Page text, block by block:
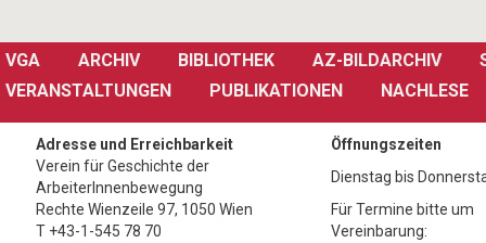
VGA ARCHIV BIBLIOTHEK AZ-BILDARCHIV
VERANSTALTUNGEN
PUBLIKATIONEN NACHLESE
Adresse und Erreichbarkeit
Verein für Geschichte der
ArbeiterInnenbewegung
Rechte Wienzeile 97, 1050 Wien
T +43-1-545 78 70
Öffnungszeiten
Dienstag bis
Für Termine bitte um
Vereinbarung: